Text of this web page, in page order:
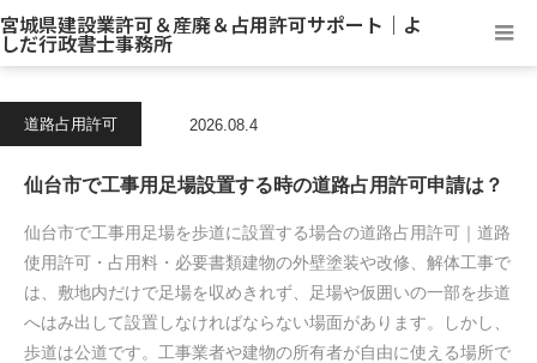
宮城県建設業許可＆産廃＆占用許可サポート｜よ
しだ行政書士事務所
道路占用許可 2026.08.4
仙台市で工事用足場設置する時の道路占用許可申請は？
仙台市で工事用足場を歩道に設置する場合の道路占用許可｜道路
使用許可・占用料・必要書類建物の外壁塗装や改修、解体工事で
は、敷地内だけで足場を収めきれず、足場や仮囲いの一部を歩道
へはみ出して設置しなければならない場面があります。しかし、
歩道は公道です。工事業者や建物の所有者が自由に使える場所で